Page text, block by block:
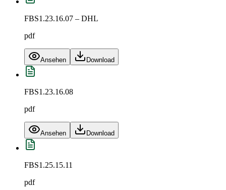
FBS1.23.16.07 – DHL
pdf
Ansehen Download
FBS1.23.16.08
pdf
Ansehen Download
FBS1.25.15.11
pdf